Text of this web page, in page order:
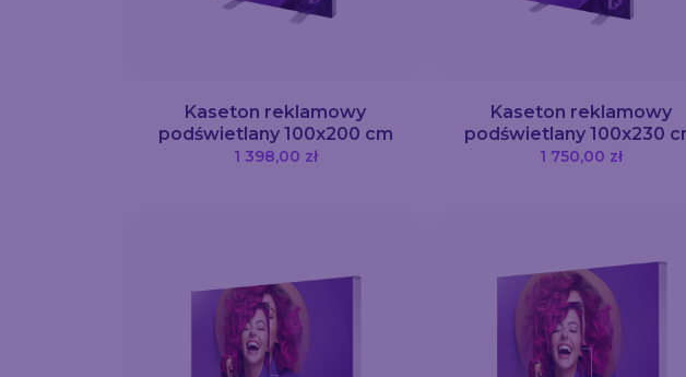
Kaseton reklamowy
podświetlany 100x200 cm
1 398,00 zł
Kaseton reklamowy
podświetlany 100x230
1 750,00 zł